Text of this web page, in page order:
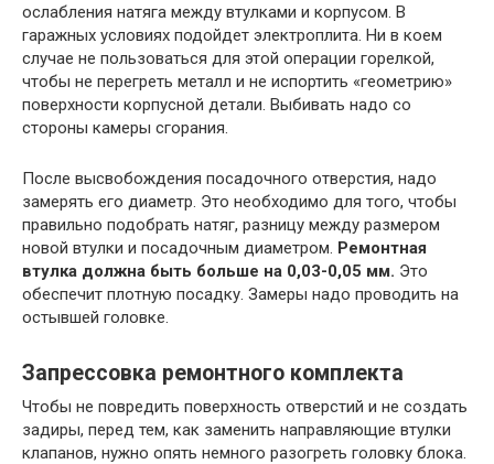
ослабления натяга между втулками и корпусом. В
гаражных условиях подойдет электроплита. Ни в коем
случае не пользоваться для этой операции горелкой,
чтобы не перегреть металл и не испортить «геометрию»
поверхности корпусной детали. Выбивать надо со
стороны камеры сгорания.
После высвобождения посадочного отверстия, надо
замерять его диаметр. Это необходимо для того, чтобы
правильно подобрать натяг, разницу между размером
новой втулки и посадочным диаметром. Ремонтная
втулка должна быть больше на 0,03-0,05 мм. Это
обеспечит плотную посадку. Замеры надо проводить на
остывшей головке.
Запрессовка ремонтного комплекта
Чтобы не повредить поверхность отверстий и не создать
задиры, перед тем, как заменить направляющие втулки
клапанов, нужно опять немного разогреть головку блока.